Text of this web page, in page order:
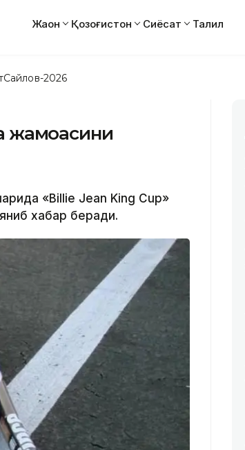
Жаҳон Қозоғистон Сиёсат Таҳлил
Сайлов-2026
жамоасини
«Billie Jean King Cup»
хабар беради.